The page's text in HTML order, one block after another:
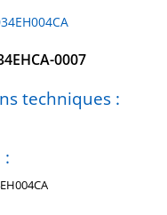
0007
techniques :